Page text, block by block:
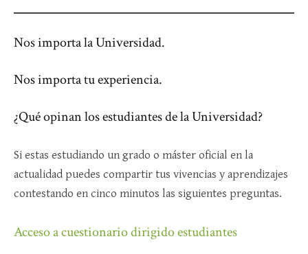
Nos importa la Universidad.
Nos importa tu experiencia.
¿Qué opinan los estudiantes de la Universidad?
Si estas estudiando un grado o máster oficial en la
actualidad puedes compartir tus vivencias y aprendizajes
contestando en cinco minutos las siguientes preguntas.
Acceso a cuestionario dirigido estudiantes